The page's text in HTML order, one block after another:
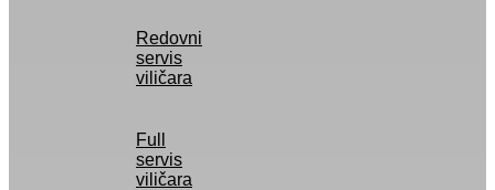
Redovni
servis
viličara
Full
servis
viličara